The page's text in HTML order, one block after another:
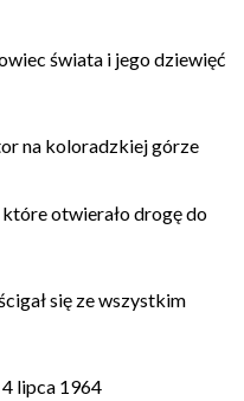
świata i jego dziewięć
na koloradzkiej górze
otwierało drogę do
się ze wszystkim
lipca 1964